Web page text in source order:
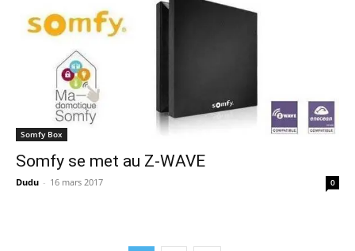
Somfy Box
Somfy se met au Z-WAVE
Dudu - 16 mars 2017 0